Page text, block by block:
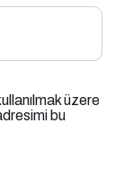
üzere
bu